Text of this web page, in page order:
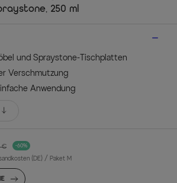
250 ml
und Spraystone-Tischplatten
Verschmutzung
Anwendung
-60%
€
(DE) / Paket M